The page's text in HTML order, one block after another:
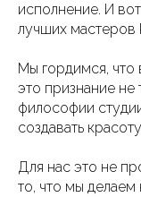
исполнение. И
лучших мастеров
Мы гордимся, что
это признание не
философии
создавать
Для нас это не
то, что мы